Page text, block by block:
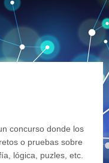
concurso donde los
o pruebas sobre
lógica, puzles, etc.